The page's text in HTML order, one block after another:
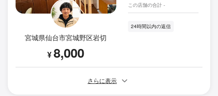
宮城県仙台市宮城野区岩切
¥8,000
この店舗の合計 -
24時間以内の返信
さらに表示